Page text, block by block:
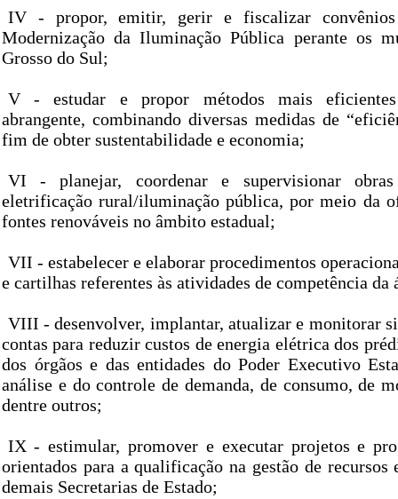
IV - propor, emitir, gerir e fiscalizar
Modernização da Iluminação Pública perante os
Grosso do Sul;
V - estudar e propor métodos mais eficientes
abrangente, combinando diversas medidas de
fim de obter sustentabilidade e economia;
VI - planejar, coordenar e supervisionar
eletrificação rural/iluminação pública, por meio da
fontes renováveis no âmbito estadual;
VII - estabelecer e elaborar procedimentos
e cartilhas referentes às atividades de competência da
VIII - desenvolver, implantar, atualizar e monitorar
contas para reduzir custos de energia elétrica dos
dos órgãos e das entidades do Poder Executivo
análise e do controle de demanda, de consumo, de
dentre outros;
IX - estimular, promover e executar projetos e
orientados para a qualificação na gestão de recursos
demais Secretarias de Estado;